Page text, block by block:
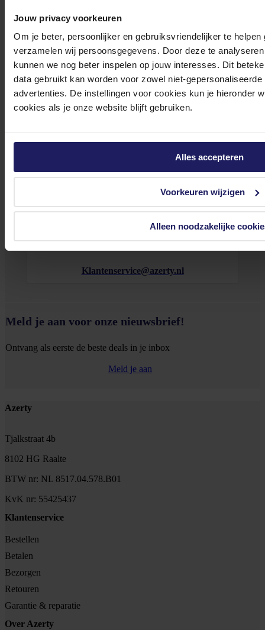
Jouw privacy voorkeuren
Om je beter, persoonlijker en gebruiksvriendelijker te
verzamelen wij persoonsgegevens. Door deze te
kunnen we nog beter inspelen op jouw interesses. Dit
data gebruikt kan worden voor zowel niet-
advertenties. De instellingen voor cookies kun je hieronder
cookies als je onze website blijft gebruiken.
Alles accepteren
Voorkeuren wijzigen
Alleen noodzakelijke
tot 17.00 uur en op zaterdag van 10.00 tot 15.00 uur.
Bekijk onze veelgestelde vragen
Klantenservice@azerty.nl
Meld je aan voor onze nieuwsbrief!
Ontvang als eerste de beste deals in je inbox
Meld je aan
Footer
Azerty
Tjalkstraat 4b
8102 HG Raalte
BTW nr: NL 8517.04.578.B01
KvK nr: 55425437
Klantenservice
Bestellen
Betalen
Bezorgen
Retouren
Garantie & reparatie
Over Azerty